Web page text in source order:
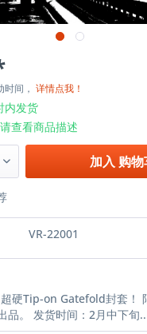
间， 详情点我！
内发货
查看商品描述
加入 购
VR-22001
硬Tip-on Gatefold封套！
。 发货时间：2月中下旬